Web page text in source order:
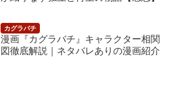
漫画『カグラバチ』キャラクター相関
図徹底解説｜ネタバレありの漫画紹介